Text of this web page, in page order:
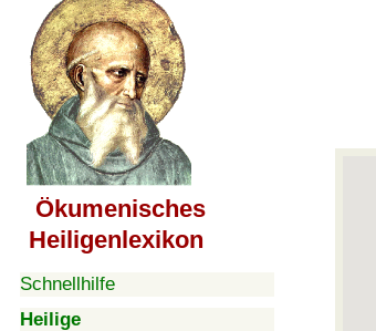
Ökumenisches
Heiligenlexikon
Schnellhilfe
Heilige